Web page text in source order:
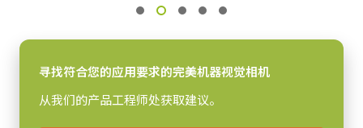
4.4 x 4.4 µm
快门方式
全局快门
寻找符合您的应用要求的完美机器视觉相机
从我们的产品工程师处获取建议。